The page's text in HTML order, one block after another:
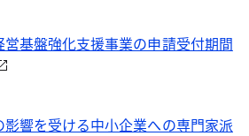
基盤強化支援事業の申請受付期間
響を受ける中小企業への専門家派